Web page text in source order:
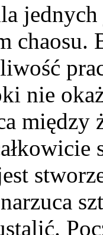
chaosu.
nie
między